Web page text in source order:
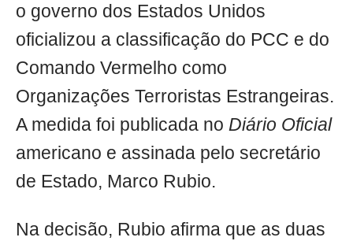
o governo dos Estados Unidos
oficializou a classificação do PCC e do
Comando Vermelho como
Organizações Terroristas Estrangeiras.
A medida foi publicada no Diário Oficial
americano e assinada pelo secretário
de Estado, Marco Rubio.
Na decisão, Rubio afirma que as duas